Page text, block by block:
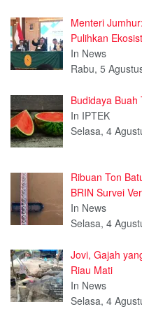
Menteri
Pulihkan
In News
Rabu, 5
Budidaya Buah
In IPTEK
Selasa, 4
Ribuan Ton
BRIN Survei
In News
Selasa, 4
Jovi, Gajah
Riau Mati
In News
Selasa, 4